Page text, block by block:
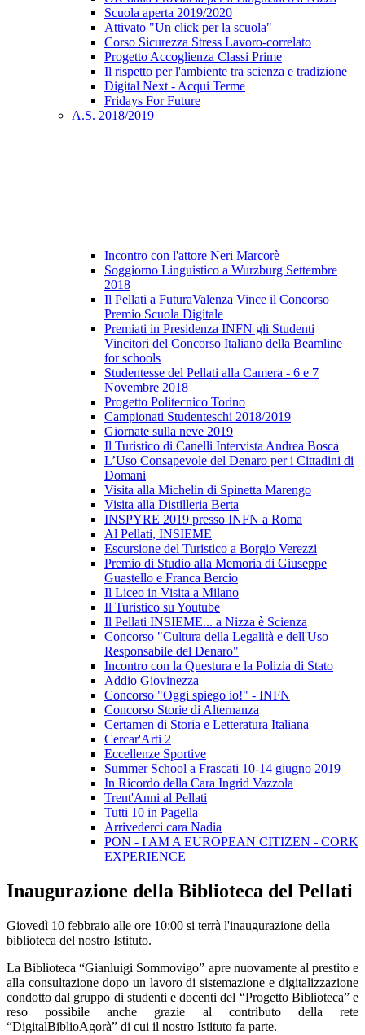
Scuola aperta 2019/2020
Attivato "Un click per la scuola"
Corso Sicurezza Stress Lavoro-correlato
Progetto Accoglienza Classi Prime
Il rispetto per l'ambiente tra scienza e tradizione
Digital Next - Acqui Terme
Fridays For Future
A.S. 2018/2019
Incontro con l'attore Neri Marcorè
Soggiorno Linguistico a Wurzburg Settembre
2018
Il Pellati a FuturaValenza Vince il Concorso
Premio Scuola Digitale
Premiati in Presidenza INFN gli Studenti
Vincitori del Concorso Italiano della Beamline
for schools
Studentesse del Pellati alla Camera - 6 e 7
Novembre 2018
Progetto Politecnico Torino
Campionati Studenteschi 2018/2019
Giornate sulla neve 2019
Il Turistico di Canelli Intervista Andrea Bosca
L’Uso Consapevole del Denaro per i Cittadini di
Domani
Visita alla Michelin di Spinetta Marengo
Visita alla Distilleria Berta
INSPYRE 2019 presso INFN a Roma
Al Pellati, INSIEME
Escursione del Turistico a Borgio Verezzi
Premio di Studio alla Memoria di Giuseppe
Guastello e Franca Bercio
Il Liceo in Visita a Milano
Il Turistico su Youtube
Il Pellati INSIEME... a Nizza è Scienza
Concorso "Cultura della Legalità e dell'Uso
Responsabile del Denaro"
Incontro con la Questura e la Polizia di Stato
Addio Giovinezza
Concorso "Oggi spiego io!" - INFN
Concorso Storie di Alternanza
Certamen di Storia e Letteratura Italiana
Cercar'Arti 2
Eccellenze Sportive
Summer School a Frascati 10-14 giugno 2019
In Ricordo della Cara Ingrid Vazzola
Trent'Anni al Pellati
Tutti 10 in Pagella
Arrivederci cara Nadia
PON - I AM A EUROPEAN CITIZEN - CORK
EXPERIENCE
Inaugurazione della Biblioteca del Pellati
Giovedì 10 febbraio alle ore 10:00 si terrà l'inaugurazione della
biblioteca del nostro Istituto.
La Biblioteca “Gianluigi Sommovigo” apre nuovamente al prestito e
alla consultazione dopo un lavoro di sistemazione e digitalizzazione
condotto dal gruppo di studenti e docenti del “Progetto Biblioteca” e
reso possibile anche grazie al contributo della rete
“DigitalBiblioAgorà” di cui il nostro Istituto fa parte.